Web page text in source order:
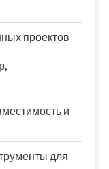
проектов
и
для